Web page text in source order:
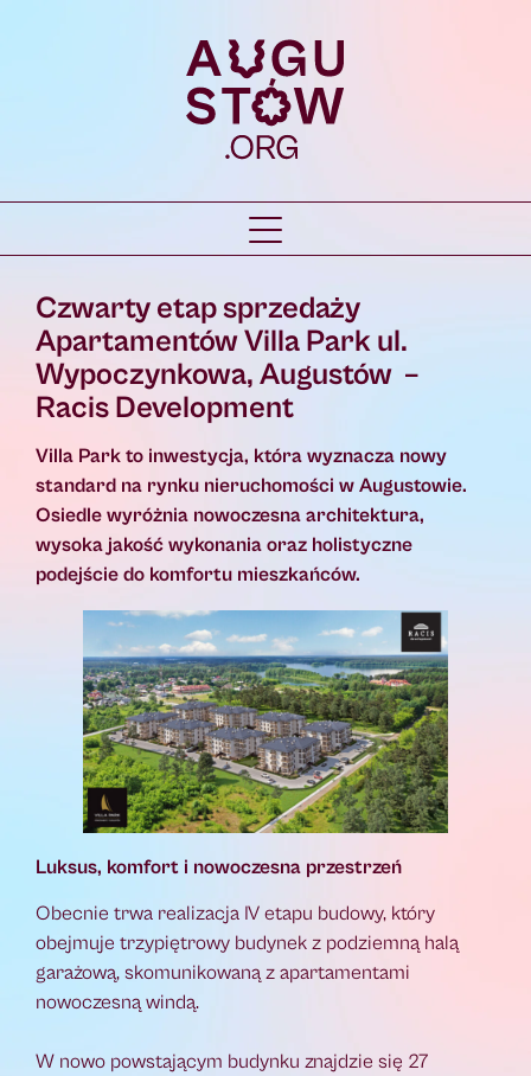
Czwarty etap sprzedaży
Apartamentów Villa Park ul.
Wypoczynkowa, Augustów –
Racis Development
Villa Park to inwestycja, która wyznacza nowy
standard na rynku nieruchomości w Augustowie.
Osiedle wyróżnia nowoczesna architektura,
wysoka jakość wykonania oraz holistyczne
podejście do komfortu mieszkańców.
Luksus, komfort i nowoczesna przestrzeń
Obecnie trwa realizacja IV etapu budowy, który
obejmuje trzypiętrowy budynek z podziemną halą
garażową, skomunikowaną z apartamentami
nowoczesną windą.
W nowo powstającym budynku znajdzie się 27